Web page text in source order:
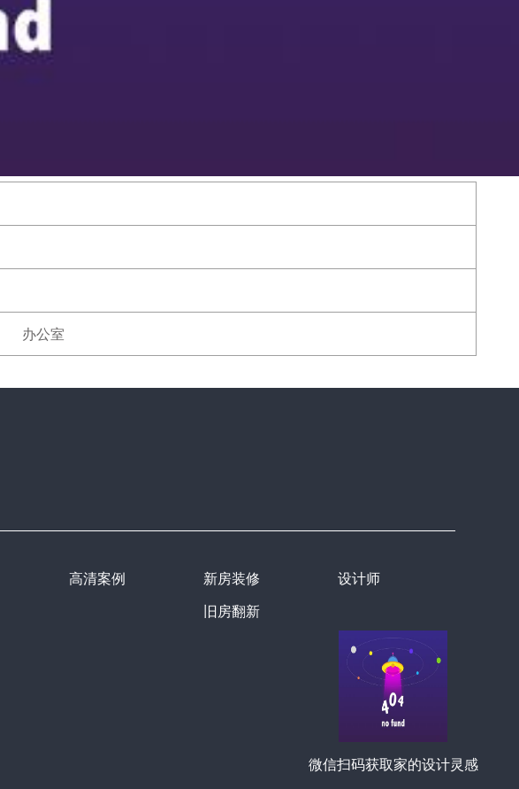
办公室
高清案例
新房装修
旧房翻新
设计师
微信扫码获取家的设计灵感